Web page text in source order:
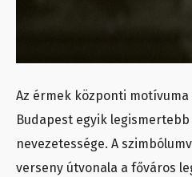
Az érmek központi motívuma
Budapest egyik
nevezetessége. A
verseny útvonala a főváros